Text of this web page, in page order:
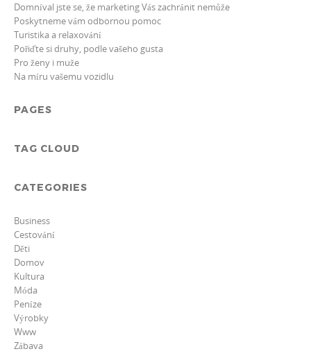
Domníval jste se, že marketing Vás zachránit nemůže
Poskytneme vám odbornou pomoc
Turistika a relaxování
Pořiďte si druhy, podle vašeho gusta
Pro ženy i muže
Na míru vašemu vozidlu
PAGES
TAG CLOUD
CATEGORIES
Business
Cestování
Děti
Domov
Kultura
Móda
Peníze
Výrobky
Www
Zábava